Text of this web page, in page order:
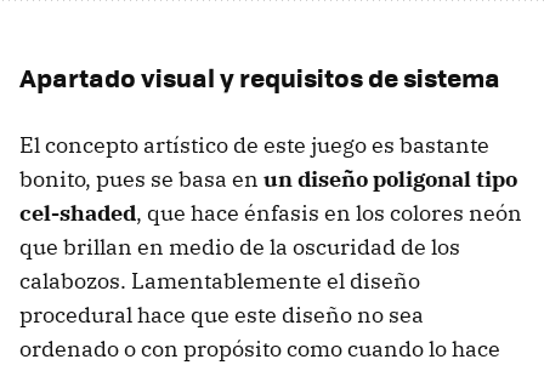
Apartado visual y requisitos de sistema
El concepto artístico de este juego es bastante
bonito, pues se basa en un diseño poligonal tipo
cel-shaded, que hace énfasis en los colores neón
que brillan en medio de la oscuridad de los
calabozos. Lamentablemente el diseño
procedural hace que este diseño no sea
ordenado o con propósito como cuando lo hace